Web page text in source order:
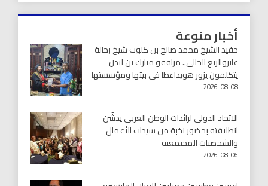
أخبار منوعة
حفيد الشيخ محمد صالح بن كلوت شيخ رحالة
عابروالربع الخالى.. مرافقو مبارك بن لندن
يتكلمون يزور هويداعطا في بيتها ومؤسستها
2026-08-08
الاتحاد الدولي لرائدات الوطن العربي يدشّن
انطلاقته بحضور نخبة من سيدات الأعمال
والشخصيات المجتمعية
2026-08-06